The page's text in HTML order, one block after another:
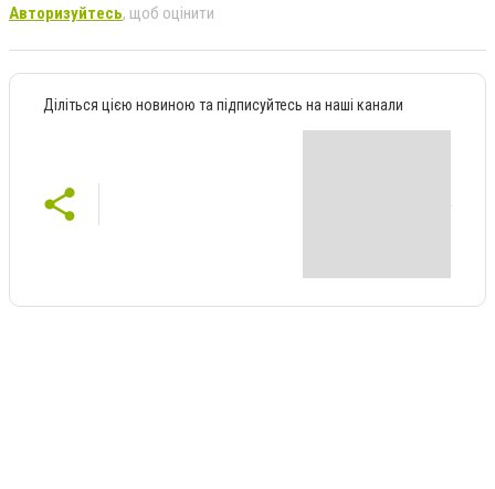
Авторизуйтесь, щоб оцінити
Діліться цією новиною та підписуйтесь на наші канали